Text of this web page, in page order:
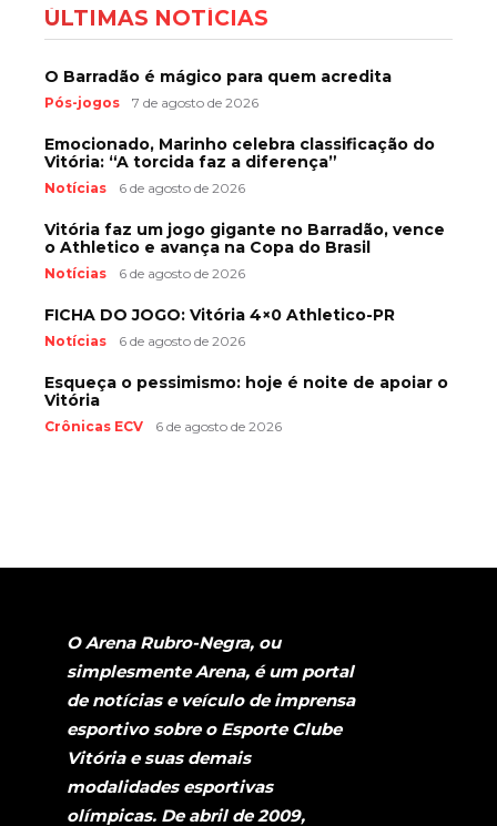
ÚLTIMAS NOTÍCIAS
O Barradão é mágico para quem acredita
Pós-jogos 7 de agosto de 2026
Emocionado, Marinho celebra classificação do
Vitória: “A torcida faz a diferença”
Notícias 6 de agosto de 2026
Vitória faz um jogo gigante no Barradão, vence
o Athletico e avança na Copa do Brasil
Notícias 6 de agosto de 2026
FICHA DO JOGO: Vitória 4×0 Athletico-PR
Notícias 6 de agosto de 2026
Esqueça o pessimismo: hoje é noite de apoiar o
Vitória
Crônicas ECV 6 de agosto de 2026
O Arena Rubro-Negra, ou
simplesmente Arena, é um portal
de notícias e veículo de imprensa
esportivo sobre o Esporte Clube
Vitória e suas demais
modalidades esportivas
olímpicas. De abril de 2009,